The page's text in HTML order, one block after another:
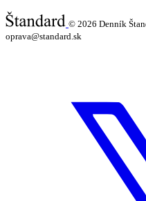
© 2026 Denník
oprava@standard.sk